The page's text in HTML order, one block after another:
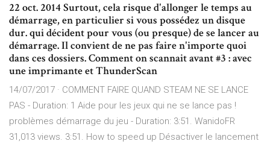
22 oct. 2014 Surtout, cela risque d'allonger le temps au
démarrage, en particulier si vous possédez un disque
dur. qui décident pour vous (ou presque) de se lancer au
démarrage. Il convient de ne pas faire n'importe quoi
dans ces dossiers. Comment on scannait avant #3 : avec
une imprimante et ThunderScan
14/07/2017 · COMMENT FAIRE QUAND STEAM NE SE LANCE
PAS - Duration: 1 Aide pour les jeux qui ne se lance pas !
problèmes démarrage du jeu - Duration: 3:51. WanidoFR
31,013 views. 3:51. How to speed up Désactiver le lancement